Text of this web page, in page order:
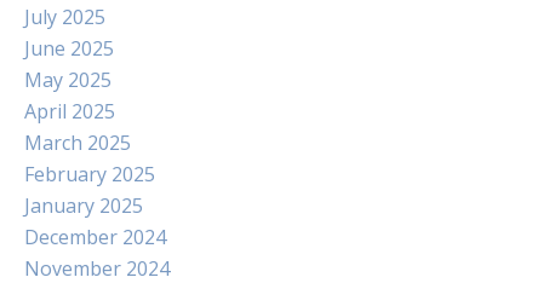
July 2025
June 2025
May 2025
April 2025
March 2025
February 2025
January 2025
December 2024
November 2024